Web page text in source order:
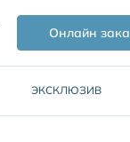
Онлайн
ЭКСКЛЮЗИВ